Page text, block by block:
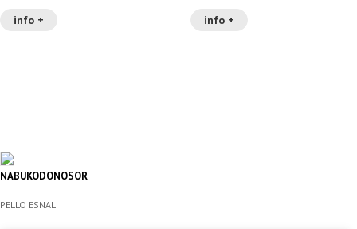
info +
info +
NABUKODONOSOR
PELLO ESNAL